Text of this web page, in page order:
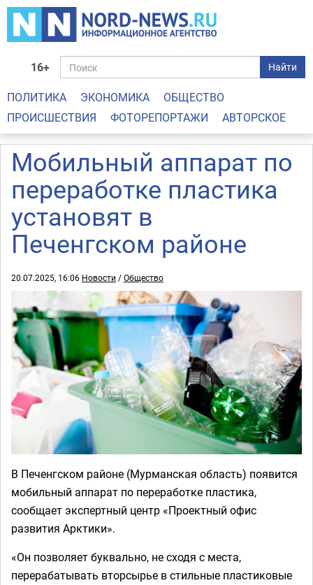
16+ Найти
ПОЛИТИКА ЭКОНОМИКА
ОБЩЕСТВО
ПРОИСШЕСТВИЯ
ФОТОРЕПОРТАЖИ АВТОРСКОЕ
Мобильный аппарат по
переработке пластика
установят в
Печенгском районе
20.07.2025, 16:06 Новости /Общество
В Печенгском районе (Мурманская область) появится
мобильный аппарат по переработке пластика,
сообщает экспертный центр «Проектный офис
развития Арктики».
«Он позволяет буквально, не сходя с места,
перерабатывать вторсырье в стильные пластиковые